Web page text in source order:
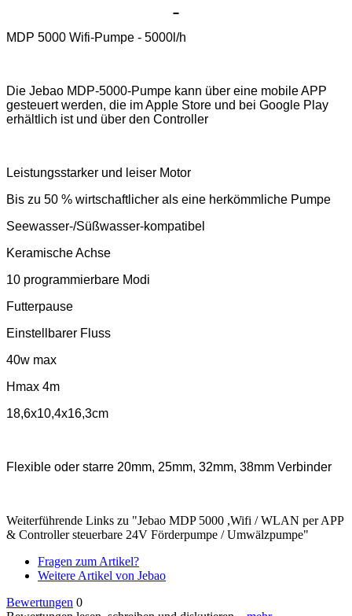
MDP 5000 Wifi-Pumpe - 5000l/h
Die Jebao MDP-5000-Pumpe kann über eine mobile APP
gesteuert werden, die im Apple Store und bei Google Play
erhältlich ist und über den Controller
Leistungsstarker und leiser Motor
Bis zu 50 % wirtschaftlicher als eine herkömmliche Pumpe
Seewasser-/Süßwasser-kompatibel
Keramische Achse
10 programmierbare Modi
Futterpause
Einstellbarer Fluss
40w max
Hmax 4m
18,6x10,4x16,3cm
Flexible oder starre 20mm, 25mm, 32mm, 38mm Verbinder
Weiterführende Links zu "Jebao MDP 5000 ,Wifi / WLAN per APP
& Controller steuerbare 24V Förderpumpe / Umwälzpumpe"
Fragen zum Artikel?
Weitere Artikel von Jebao
Bewertungen 0